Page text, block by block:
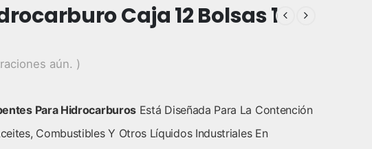
Caja 12 Bolsas 1
aún. )
Para HidrocarburosEstá Diseñada Para La Contención
Combustibles Y Otros Líquidos Industriales En